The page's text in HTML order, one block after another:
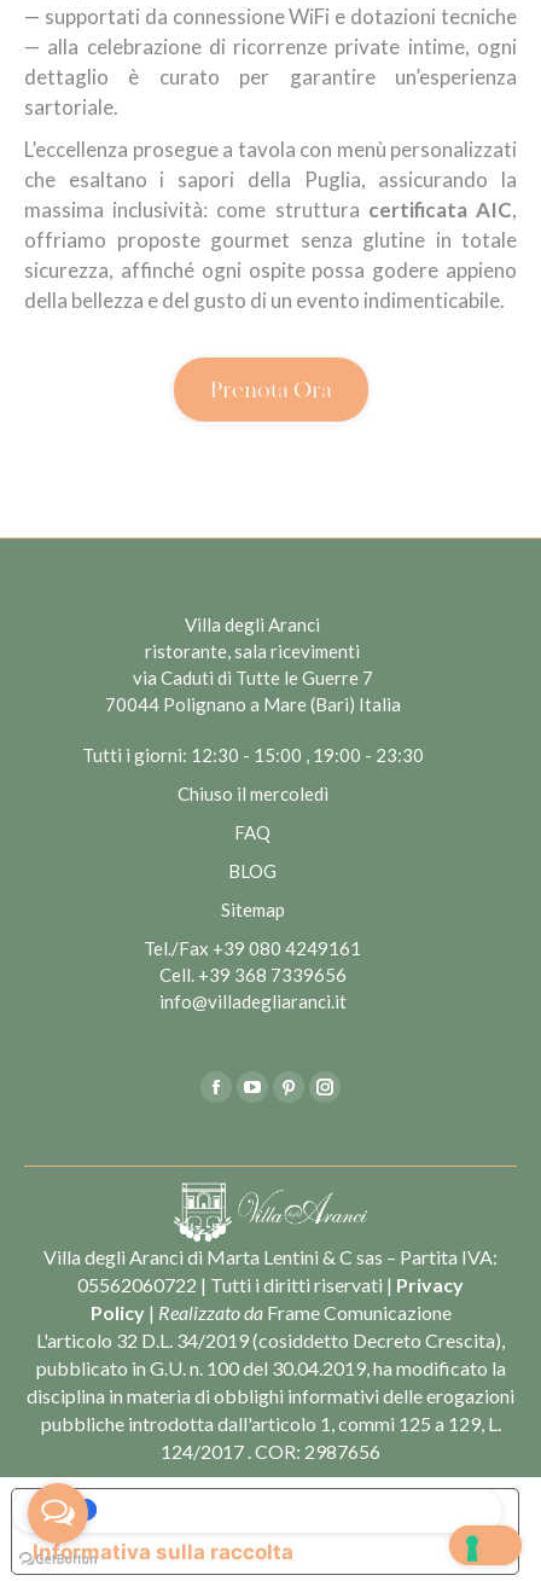
— supportati da connessione WiFi e dotazioni tecniche
— alla celebrazione di ricorrenze private intime, ogni
dettaglio è curato per garantire un’esperienza
sartoriale.
L’eccellenza prosegue a tavola con menù personalizzati
che esaltano i sapori della Puglia, assicurando la
massima inclusività: come struttura certificata AIC,
offriamo proposte gourmet senza glutine in totale
sicurezza, affinché ogni ospite possa godere appieno
della bellezza e del gusto di un evento indimenticabile.
Prenota Ora
Villa degli Aranci
ristorante, sala ricevimenti
via Caduti di Tutte le Guerre 7
70044 Polignano a Mare (Bari) Italia
Tutti i giorni: 12:30 - 15:00 , 19:00 - 23:30
Chiuso il mercoledì
FAQ
BLOG
Sitemap
Tel./Fax +39 080 4249161
Cell. +39 368 7339656
info@villadegliaranci.it
FacebookYouTubePinterest
Instagram
Villa degli Aranci di Marta Lentini & C sas – Partita IVA:
05562060722 | Tutti i diritti riservati | Privacy
Policy| Realizzato da Frame Comunicazione
L'articolo 32 D.L. 34/2019 (cosiddetto Decreto Crescita),
pubblicato in G.U. n. 100 del 30.04.2019, ha modificato la
disciplina in materia di obblighi informativi delle erogazioni
pubbliche introdotta dall'articolo 1, commi 125 a 129, L.
124/2017 . COR: 2987656
Informativa sulla raccolta